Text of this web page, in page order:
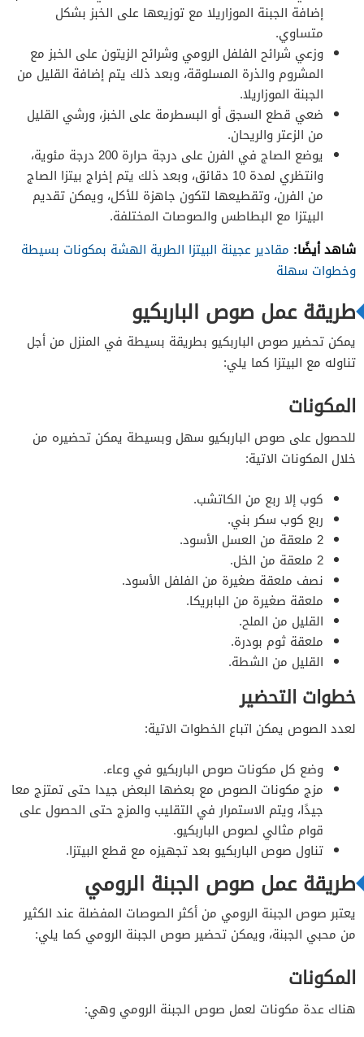
إضافة الجبنة الموزاريلا مع توزيعها على الخبز بشكل
متساوي.
وزعي شرائح الفلفل الرومي وشرائح الزيتون على الخبز مع
المشروم والذرة المسلوقة، وبعد ذلك يتم إضافة القليل من
الجبنة الموزاريلا.
ضعي قطع السجق أو البسطرمة على الخبز، ورشي القليل
من الزعتر والريحان.
يوضع الصاج في الفرن على درجة حرارة 200 درجة مئوية،
وانتظري لمدة 10 دقائق، وبعد ذلك يتم إخراج بيتزا الصاج
من الفرن، وتقطيعها لتكون جاهزة للأكل، ويمكن تقديم
البيتزا مع البطاطس والصوصات المختلفة.
شاهد أيضًا: مقادير عجينة البيتزا الطرية الهشة بمكونات بسيطة
وخطوات سهلة
طريقة عمل صوص الباربكيو
يمكن تحضير صوص الباربكيو بطريقة بسيطة في المنزل من أجل
تناوله مع البيتزا كما يلي:
المكونات
للحصول على صوص الباربكيو سهل وبسيطة يمكن تحضيره من
خلال المكونات الاتية:
كوب إلا ربع من الكاتشب.
ربع كوب سكر بني.
2 ملعقة من العسل الأسود.
2 ملعقة من الخل.
نصف ملعقة صغيرة من الفلفل الأسود.
ملعقة صغيرة من البابريكا.
القليل من الملح.
ملعقة ثوم بودرة.
القليل من الشطة.
خطوات التحضير
لعدد الصوص يمكن اتباع الخطوات الاتية:
وضع كل مكونات صوص الباربكيو في وعاء.
مزج مكونات الصوص مع بعضها البعض جيدا حتى تمتزج معا
جيدًا، ويتم الاستمرار في التقليب والمزج حتى الحصول على
قوام مثالي لصوص الباربكيو.
تناول صوص الباربكيو بعد تجهيزه مع قطع البيتزا.
طريقة عمل صوص الجبنة الرومي
يعتبر صوص الجبنة الرومي من أكثر الصوصات المفضلة عند الكثير
من محبي الجبنة، ويمكن تحضير صوص الجبنة الرومي كما يلي:
المكونات
هناك عدة مكونات لعمل صوص الجبنة الرومي وهي: